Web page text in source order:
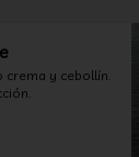
crema y cebollín.